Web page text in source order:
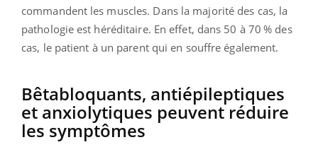
commandent les muscles. Dans la majorité des cas, la
pathologie est héréditaire. En effet, dans 50 à 70 % des
cas, le patient à un parent qui en souffre également.
Bêtabloquants, antiépileptiques
et anxiolytiques peuvent réduire
les symptômes